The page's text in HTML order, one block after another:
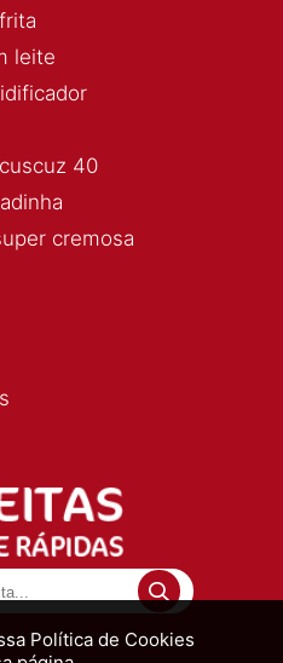
Política de Cookies
leite
40
cremosa